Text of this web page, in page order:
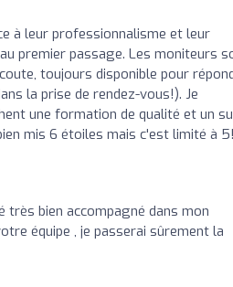
à leur professionnalisme et leur
premier passage. Les moniteurs
toujours disponible pour
la prise de rendez-vous!). Je
une formation de qualité et un
mis 6 étoiles mais c'est limité à 5!
très bien accompagné dans mon
équipe , je passerai sûrement la